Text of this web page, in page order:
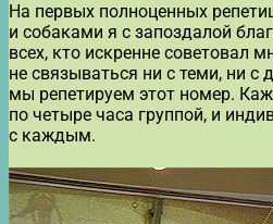
На первых полноценных
и собаками я с запоздалой
всех, кто искренне советовал
не связываться ни с теми, ни с
мы репетируем этот номер.
по четыре часа группой, и
с каждым.